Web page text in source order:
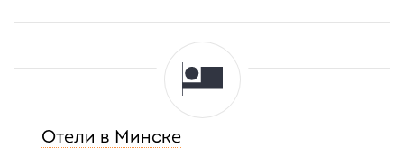
Отели в Минске